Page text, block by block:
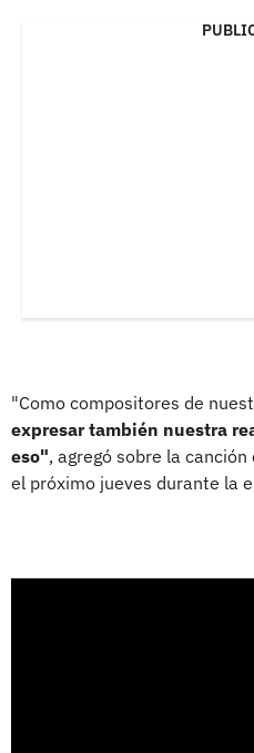
"Como compositores de
expresar también nuestra
eso", agregó sobre la
el próximo jueves durante la